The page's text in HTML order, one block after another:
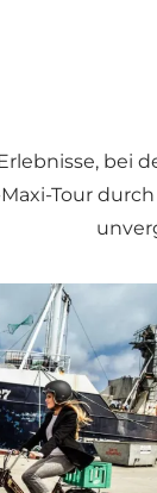
bei
Tour
von